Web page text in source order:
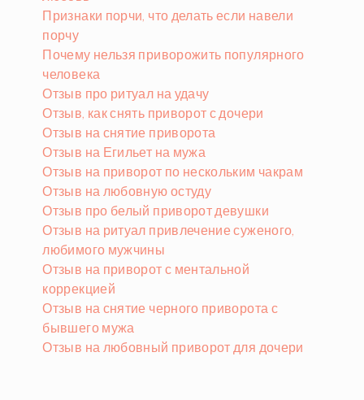
Признаки порчи, что делать если навели
порчу
Почему нельзя приворожить популярного
человека
Отзыв про ритуал на удачу
Отзыв, как снять приворот с дочери
Отзыв на снятие приворота
Отзыв на Егильет на мужа
Отзыв на приворот по нескольким чакрам
Отзыв на любовную остуду
Отзыв про белый приворот девушки
Отзыв на ритуал привлечение суженого,
любимого мужчины
Отзыв на приворот с ментальной
коррекцией
Отзыв на снятие черного приворота с
бывшего мужа
Отзыв на любовный приворот для дочери